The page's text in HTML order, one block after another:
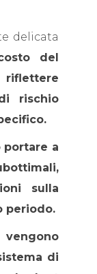
delicata
del
rischio
portare a
sulla
periodo.
vengono
di